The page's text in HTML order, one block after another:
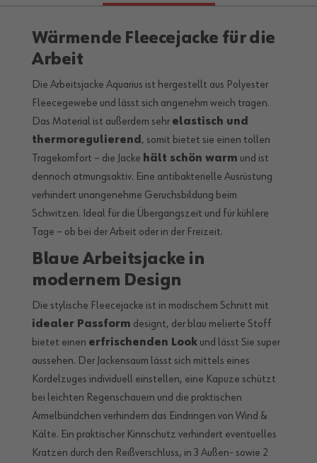
Wärmende Fleecejacke für die
Arbeit
Die Arbeitsjacke Aquarius ist hergestellt aus Polyester
Fleecegewebe und lässt sich angenehm weich tragen.
Das Material ist außerdem sehr elastisch und
thermoregulierend , somit bietet sie einen tollen
Tragekomfort – die Jacke hält schön warm und ist
dennoch atmungsaktiv. Eine antibakterielle Ausrüstung
verhindert unangenehme Geruchsbildung beim
Schwitzen. Ideal für die Übergangszeit und für kühlere
Tage – ob bei der Arbeit oder in der Freizeit.
Blaue Arbeitsjacke in
modernem Design
Die stylische Fleecejacke ist in modischem Schnitt mit
idealer Passform designt, der blau melierte Stoff
bietet einen erfrischenden Look und lässt Sie super
aussehen. Der Jackensaum lässt sich mittels eines
Kordelzuges individuell einstellen, eine Kapuze schützt
bei leichten Regenschauern und die praktischen
Ärmelbündchen verhindern das Eindringen von Wind &
Kälte. Ein praktischer Kinnschutz verhindert eventuelles
Kratzen durch den Reißverschluss, in 3 Außen- sowie 2